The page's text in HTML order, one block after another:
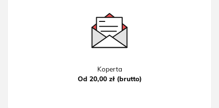
Koperta
Od 20,00 zł (brutto)